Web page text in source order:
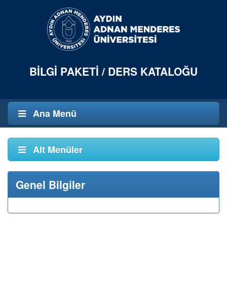
BILGI PAKETI / DERS KATALOĞU
Ana Menü
Alt Menüler
Genel Bilgiler